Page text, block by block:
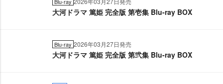
大河ドラマ 篤姫 完全版 第壱集 Blu-ray BOX
Blu-ray 2026年03月27日発売
大河ドラマ 篤姫 完全版 第弐集 Blu-ray BOX